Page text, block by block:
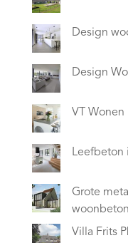
Design
Design
VT
Leefbeton
Grote
woonbeton
Villa Frits